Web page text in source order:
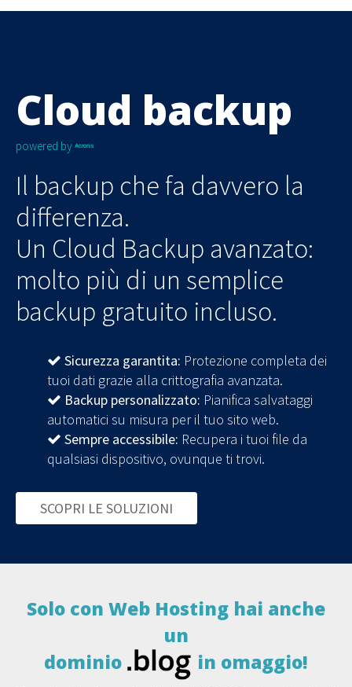
Cloud backup
powered by
Il backup che fa davvero la
differenza.
Un Cloud Backup avanzato:
molto più di un semplice
backup gratuito incluso.
Sicurezza garantita: Protezione completa dei
tuoi dati grazie alla crittografia avanzata.
Backup personalizzato: Pianifica salvataggi
automatici su misura per il tuo sito web.
Sempre accessibile: Recupera i tuoi file da
qualsiasi dispositivo, ovunque ti trovi.
SCOPRI LE SOLUZIONI
Solo con Web Hosting hai anche
un
dominio
in omaggio!